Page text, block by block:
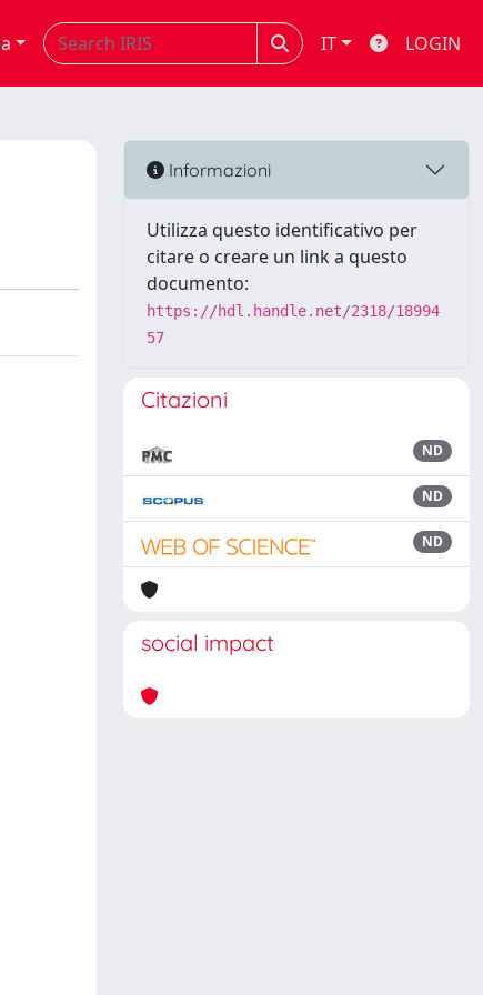
IT LOGIN
Informazioni
Utilizza questo identificativo per
citare o creare un link a questo
documento:
https://hdl.handle.net/2318/18994
57
Citazioni
ND
ND
ND
social impact